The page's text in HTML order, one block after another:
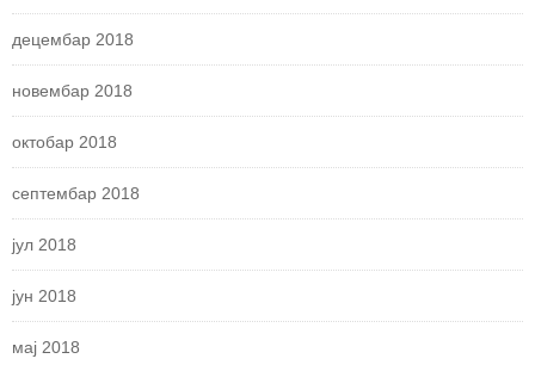
децембар 2018
новембар 2018
октобар 2018
септембар 2018
јул 2018
јун 2018
мај 2018